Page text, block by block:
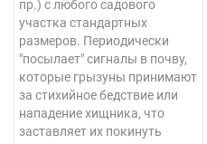
пр.) с любого садового
участка стандартных
размеров. Периодически
"посылает" сигналы в почву,
которые грызуны принимают
за стихийное бедствие или
нападение хищника, что
заставляет их покинуть